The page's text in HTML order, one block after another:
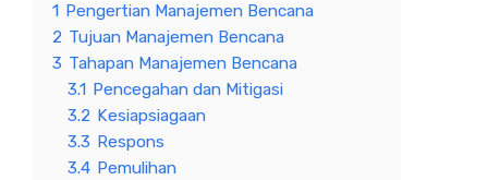
1 Pengertian Manajemen Bencana
2 Tujuan Manajemen Bencana
3 Tahapan Manajemen Bencana
3.1 Pencegahan dan Mitigasi
3.2 Kesiapsiagaan
3.3 Respons
3.4 Pemulihan